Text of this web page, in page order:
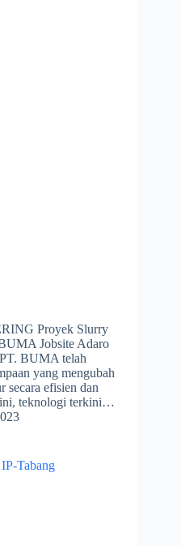
Proyek Slurry
Jobsite Adaro
BUMA telah
yang mengubah
secara efisien dan
ini, teknologi terkini…
Tabang